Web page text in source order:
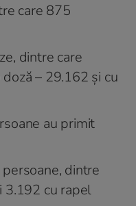
care 875
dintre care
– 29.162 și cu
au primit
dintre
3.192 cu rapel